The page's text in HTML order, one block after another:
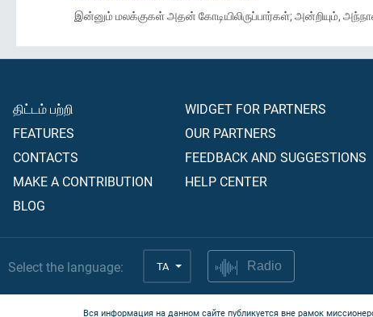
இன்னும் மலக்குகள் அதன் கோடியிலிருப்பார்கள்; அன்றியும்,
திட்டம் பற்றி
FEATURES
CONTACTS
MAKE A CONTRIBUTION
BLOG
WIDGET FOR PARTNERS
OUR PARTNERS
FEEDBACK AND SUGGESTIONS
HELP CENTER
Select the language: TA Radio
Вся информация на данном сайте публикуется вне рамок